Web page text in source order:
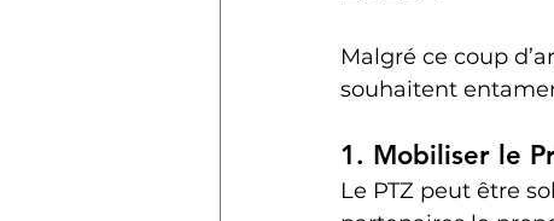
Malgré ce coup
souhaitent
1. Mobiliser le
Le PTZ peut être